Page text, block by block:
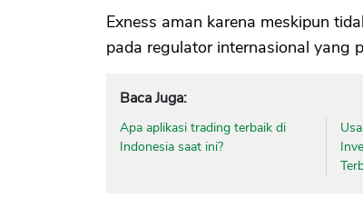
Exness aman karena meskipun
pada regulator internasional yang
Baca Juga:
Apa aplikasi trading terbaik di
Indonesia saat ini?